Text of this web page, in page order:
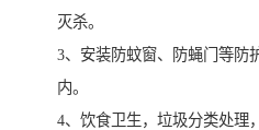
灭杀。
3、安装防蚊窗、防蝇门等防
内。
4、饮食卫生，垃圾分类处理